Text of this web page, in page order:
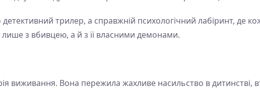
трилер, а справжній психологічний лабіринт, де
з вбивцею, а й з її власними демонами.
виживання. Вона пережила жахливе насильство в дитинстві,